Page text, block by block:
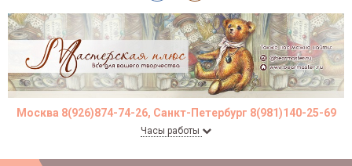
Москва 8(926)874-74-26, Санкт-Петербург 8(981)140-25-69
Часы работы